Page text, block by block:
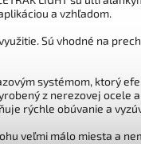
a vzhľadom.
Sú vhodné na
systémom, ktorý
z nerezovej ocele
rýchle obúvanie a
veľmi málo miesta a